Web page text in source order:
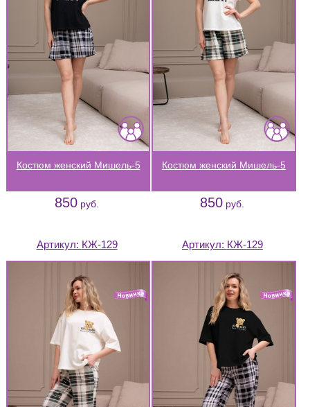
Костюм женский Мишель-5
850 руб.
Костюм женский Мишель-5
850 руб.
Артикул: КЖ-129 Артикул: КЖ-129